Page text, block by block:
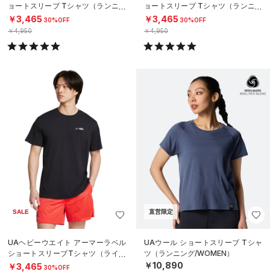
ョートスリーブ Tシャツ（ランニン
グ/MEN）
￥3,465 30%OFF
￥4,950
ョートスリーブ Tシャツ（ランニン
グ/MEN）
￥3,465 30%OFF
￥4,950
SALE
UAヘビーウエイト アーマーラベル
ショートスリーブTシャツ（ライフ
スタイル/MEN）
￥3,465 30%OFF
直営限定
UAウール ショートスリーブ Tシャ
ツ（ランニング/WOMEN）
￥10,890